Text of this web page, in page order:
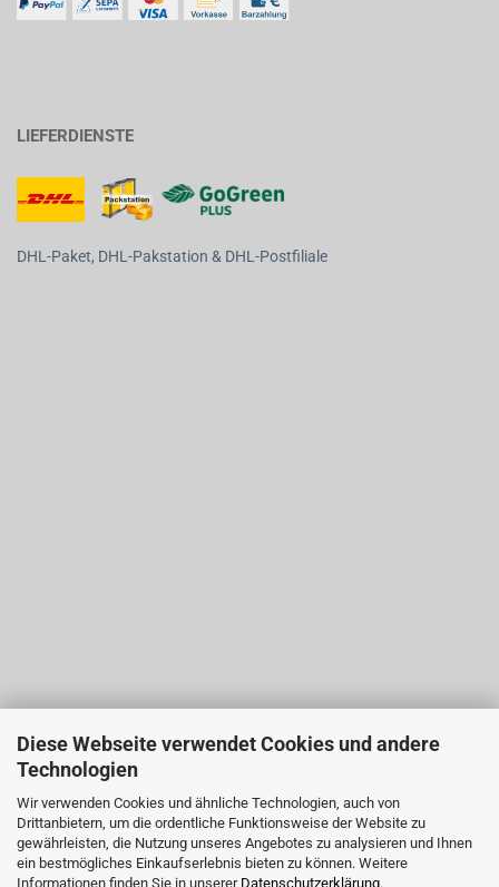
Diese Webseite verwendet Cookies und andere
Technologien
Wir verwenden Cookies und ähnliche Technologien, auch von
Drittanbietern, um die ordentliche Funktionsweise der Website zu
gewährleisten, die Nutzung unseres Angebotes zu analysieren und Ihnen
ein bestmögliches Einkaufserlebnis bieten zu können. Weitere
Informationen finden Sie in unserer Datenschutzerklärung.
LIEFERDIENSTE
DHL-Paket, DHL-Pakstation & DHL-Postfiliale